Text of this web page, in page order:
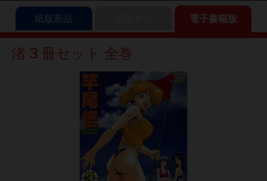
紙版新品 電子書籍版
渚 3 冊セット 全巻